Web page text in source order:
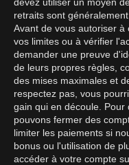
retraits sont
Avant de vous autoriser
vos limites ou à vérifier
demander une preuve
de leurs propres règles,
des mises maximales et
respectez pas, vous
gain qui en découle.
pouvons fermer des
limiter les paiements si
bonus ou l'utilisation de
accéder à votre compte